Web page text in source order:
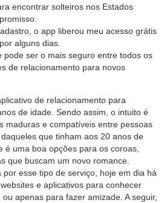
encontrar solteiros nos Estados
o app liberou meu acesso grátis
alguns dias.
pode ser o mais seguro entre todos os
de relacionamento para novos
de relacionamento para
de idade. Sendo assim, o intuito é
maduras e compatíveis entre pessoas
que tinham aos 20 anos de
é uma boa opções para os coroas,
que buscam um novo romance.
esse tipo de serviço, hoje em dia há
e aplicativos para conhecer
apenas para fazer amizade. A seguir,